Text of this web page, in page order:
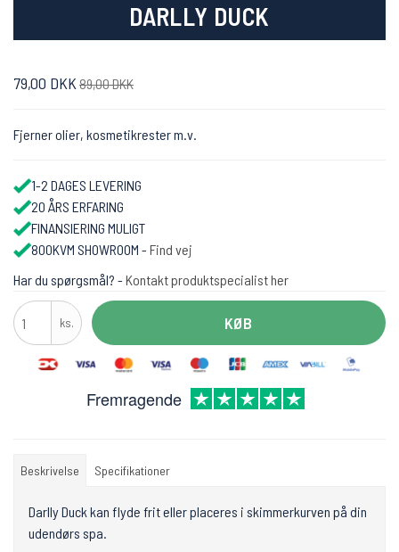
DARLLY DUCK
79,00 DKK 89,00 DKK
Fjerner olier, kosmetikrester m.v.
1-2 DAGES LEVERING
20 ÅRS ERFARING
FINANSIERING MULIGT
800KVM SHOWROOM - Find vej
Har du spørgsmål? - Kontakt produktspecialist her
ks. KØB
Fremragende
Beskrivelse Specifikationer
Darlly Duck kan flyde frit eller placeres i skimmerkurven på din
udendørs spa.